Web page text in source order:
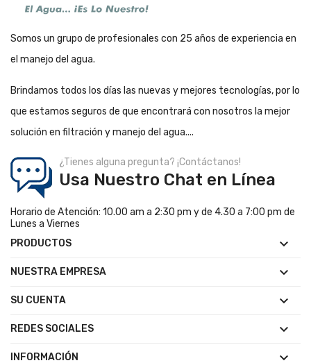
Somos un grupo de profesionales con 25 años de experiencia en
el manejo del agua.
Brindamos todos los días las nuevas y mejores tecnologías, por lo
que estamos seguros de que encontrará con nosotros la mejor
solución en filtración y manejo del agua....
¿Tienes alguna pregunta? ¡Contáctanos!
Usa Nuestro Chat en Línea
Horario de Atención: 10.00 am a 2:30 pm y de 4.30 a 7:00 pm de
Lunes a Viernes
PRODUCTOS

NUESTRA EMPRESA 
SU CUENTA 
REDES SOCIALES 
INFORMACIÓN 